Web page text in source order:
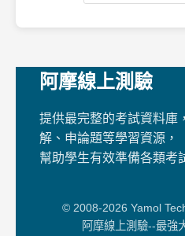
阿摩線上測驗
提供最完整的考試資料庫
解、申論題等學習資源，
幫助學生有效準備各類考
© 2008-2026 Yamol
阿摩線上測驗--最強